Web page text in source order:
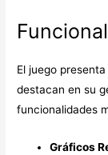
El juego
destacan en su
funcionalidades
Gráficos